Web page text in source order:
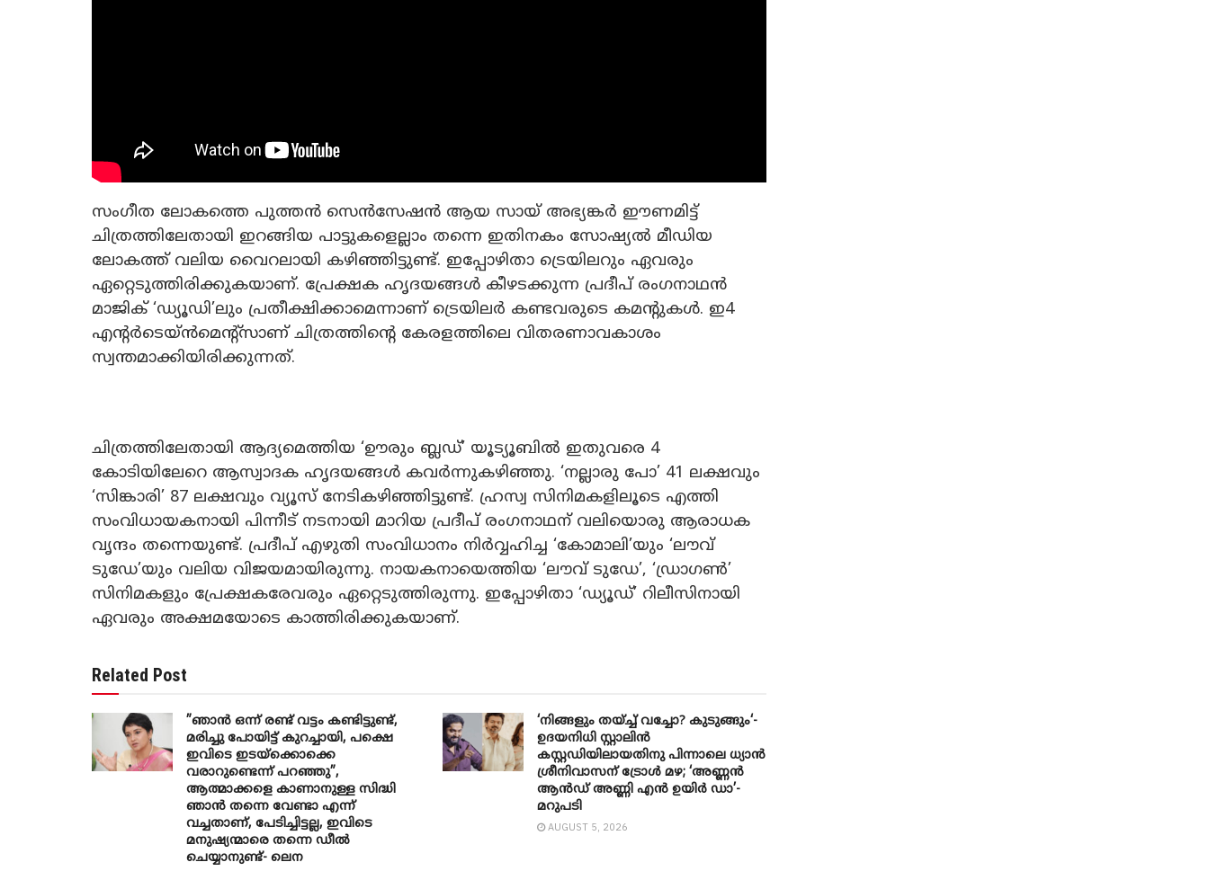
സംഗീത ലോകത്തെ പുത്തൻ സെൻസേഷൻ ആയ സായ് അഭ്യങ്കർ ഈണമിട്ട്
ചിത്രത്തിലേതായി ഇറങ്ങിയ പാട്ടുകളെല്ലാം തന്നെ ഇതിനകം സോഷ്യൽ മീഡിയ
ലോകത്ത് വലിയ വൈറലായി കഴിഞ്ഞിട്ടുണ്ട്. ഇപ്പോഴിതാ ട്രെയിലറും ഏവരും
ഏറ്റെടുത്തിരിക്കുകയാണ്. പ്രേക്ഷക ഹൃദയങ്ങൾ കീഴടക്കുന്ന പ്രദീപ് രംഗനാഥൻ
മാജിക് ‘ഡ്യൂഡി’ലും പ്രതീക്ഷിക്കാമെന്നാണ് ട്രെയില‍ർ കണ്ടവരുടെ കമന്‍റുകള്‍. ഇ4
എൻ്റർടെയ്ൻമെൻ്റ്സാണ് ചിത്രത്തിൻ്റെ കേരളത്തിലെ വിതരണാവകാശം
സ്വന്തമാക്കിയിരിക്കുന്നത്.
ചിത്രത്തിലേതായി ആദ്യമെത്തിയ ‘ഊരും ബ്ലഡ്’ യൂട്യൂബിൽ ഇതുവരെ 4
കോടിയിലേറെ ആസ്വാദക ഹൃദയങ്ങൾ കവർന്നുകഴിഞ്ഞു. ‘നല്ലാരു പോ’ 41 ലക്ഷവും
‘സിങ്കാരി’ 87 ലക്ഷവും വ്യൂസ് നേടികഴിഞ്ഞിട്ടുണ്ട്. ഹ്രസ്വ സിനിമകളിലൂടെ എത്തി
സംവിധായകനായി പിന്നീട് നടനായി മാറിയ പ്രദീപ് രംഗനാഥന് വലിയൊരു ആരാധക
വൃന്ദം തന്നെയുണ്ട്. പ്രദീപ് എഴുതി സംവിധാനം നിർവ്വഹിച്ച ‘കോമാലി’യും ‘ലൗവ്
ടു‍ഡേ’യും വലിയ വിജയമായിരുന്നു. നായകനായെത്തിയ ‘ലൗവ് ടുഡേ’, ‘ഡ്രാഗൺ’
സിനിമകളും പ്രേക്ഷകരേവരും ഏറ്റെടുത്തിരുന്നു. ഇപ്പോഴിതാ ‘ഡ്യൂഡ്’ റിലീസിനായി
ഏവരും അക്ഷമയോടെ കാത്തിരിക്കുകയാണ്.
Related Post
”ഞാന്‍ ഒന്ന് രണ്ട് വട്ടം കണ്ടിട്ടുണ്ട്,
മരിച്ചു പോയിട്ട് കുറച്ചായി, പക്ഷെ
ഇവിടെ ഇടയ്‌ക്കൊക്കെ
വരാറുണ്ടെന്ന് പറഞ്ഞു”,
ആത്മാക്കളെ കാണാനുള്ള സിദ്ധി
ഞാന്‍ തന്നെ വേണ്ടാ എന്ന്
വച്ചതാണ്, പേടിച്ചിട്ടല്ല, ഇവിടെ
മനുഷ്യന്മാരെ തന്നെ ഡീല്‍
ചെയ്യാനുണ്ട്- ലെന
‘നിങ്ങളും തയ്ച്ച് വച്ചോ? കുടുങ്ങും‘-
ഉദയനിധി സ്റ്റാലിൻ
കസ്റ്റഡിയിലായതിനു പിന്നാലെ ധ്യാൻ
ശ്രീനിവാസന് ട്രോൾ മഴ; ‘അണ്ണൻ
ആൻഡ് അണ്ണി എൻ ഉയിർ ഡാ’-
മറുപടി
AUGUST 5, 2026